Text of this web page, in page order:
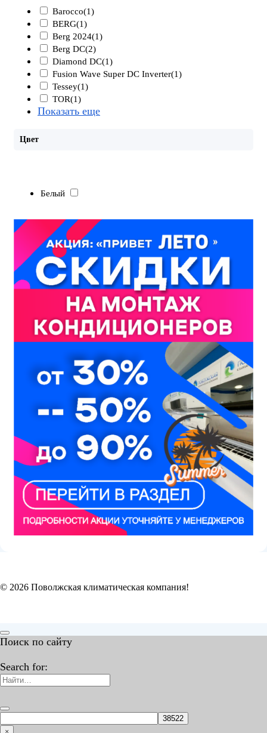
Barocco(1)
BERG(1)
Berg 2024(1)
Berg DC(2)
Diamond DC(1)
Fusion Wave Super DC Inverter(1)
Tessey(1)
TOR(1)
Показать еще
Цвет
Белый
© 2026 Поволжская климатическая компания!
Поиск по сайту
Search for: